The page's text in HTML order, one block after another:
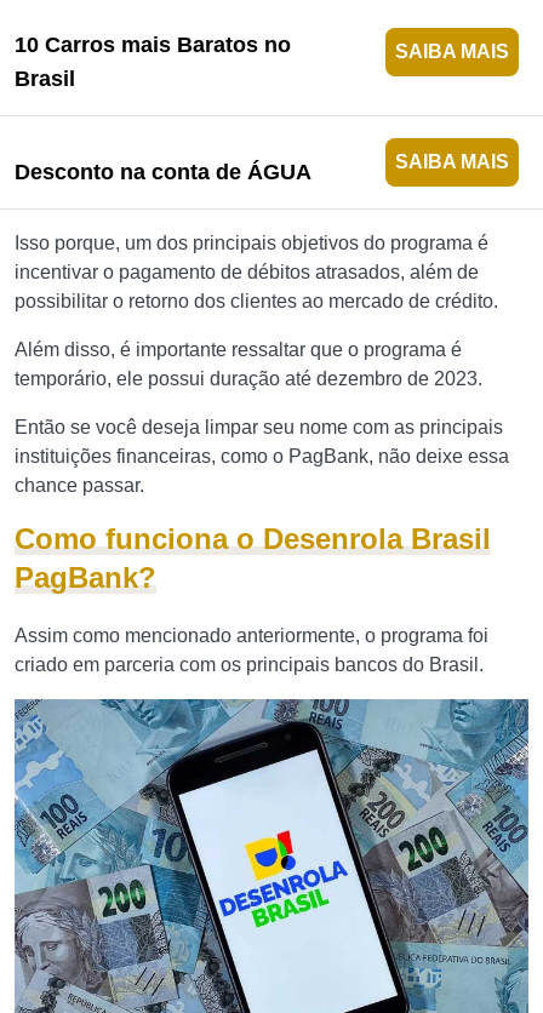
10 Carros mais Baratos no
Brasil
SAIBA MAIS
Desconto na conta de ÁGUA SAIBA MAIS
Isso porque, um dos principais objetivos do programa é
incentivar o pagamento de débitos atrasados, além de
possibilitar o retorno dos clientes ao mercado de crédito.
Além disso, é importante ressaltar que o programa é
temporário, ele possui duração até dezembro de 2023.
Então se você deseja limpar seu nome com as principais
instituições financeiras, como o PagBank, não deixe essa
chance passar.
Como funciona o Desenrola Brasil
PagBank?
Assim como mencionado anteriormente, o programa foi
criado em parceria com os principais bancos do Brasil.